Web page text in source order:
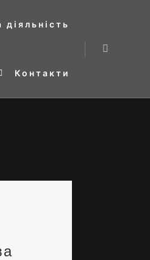
діяльність
Контакти